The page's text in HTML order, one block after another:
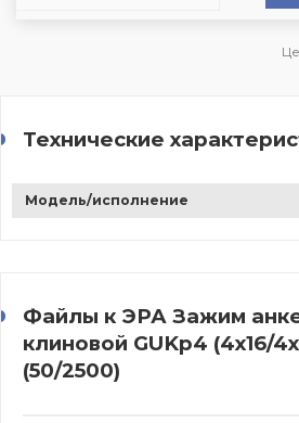
Технические
Модель/исполнение
Файлы к ЭРА Зажим
клиновой GUKp4 (4х16/
(50/2500)